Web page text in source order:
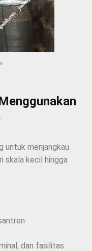
untuk menjangkau
skala kecil hingga
dan fasilitas